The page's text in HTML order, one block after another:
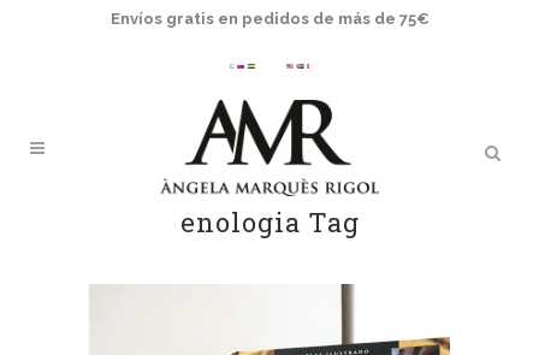
Envíos gratis en pedidos de más de 75€
enologia Tag